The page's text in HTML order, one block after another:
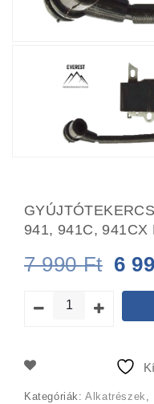
941, 941C, 941CX
7 990Ft
was:
7
6
Kategóriák:Alkatrészek